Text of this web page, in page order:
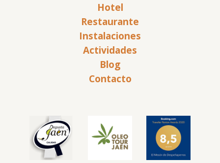
Hotel
Restaurante
Instalaciones
Actividades
Blog
Contacto